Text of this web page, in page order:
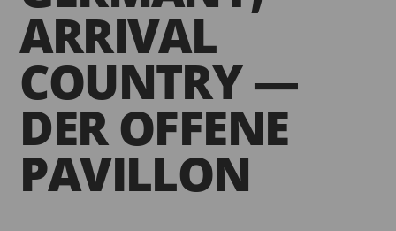
ARRIVAL
COUNTRY —
DER OFFENE
PAVILLON